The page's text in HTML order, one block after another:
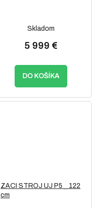
Skladom
5 999 €
DO KOŠÍKA
ZACI STROJ UJ P5 _ 122
cm